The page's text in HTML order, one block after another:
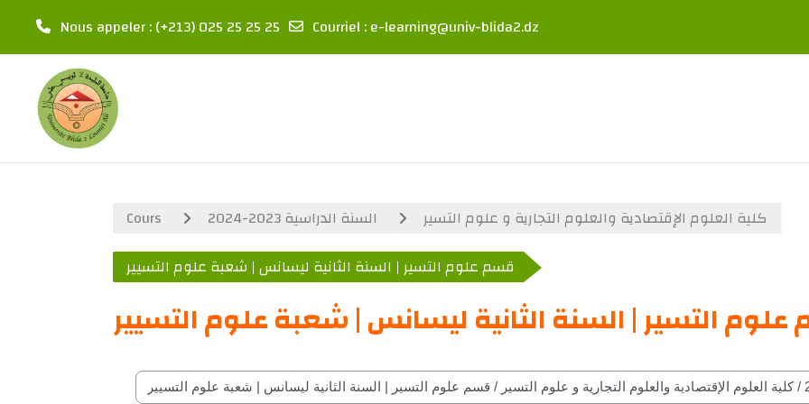
Passer au contenu principal
Nous appeler: (+213) 025 25 25 25 Courriel:e-learning@univ-blida2.dz
Cours السنة الدراسية 2023-2024
كلية العلوم الإقتصادية والعلوم التجارية و علوم التسير
قسم علوم التسير | السنة الثانية ليسانس | شعبة علوم التسيير
التسير | السنة الثانية ليسانس | شعبة علوم التسيير
Catégories de cours